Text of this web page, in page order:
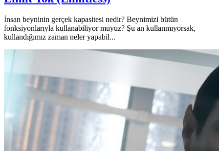
İnsan beyninin gerçek kapasitesi nedir? Beynimizi bütün
fonksiyonlarıyla kullanabiliyor muyuz? Şu an kullanmıyorsak,
kullandığımız zaman neler yapabil...